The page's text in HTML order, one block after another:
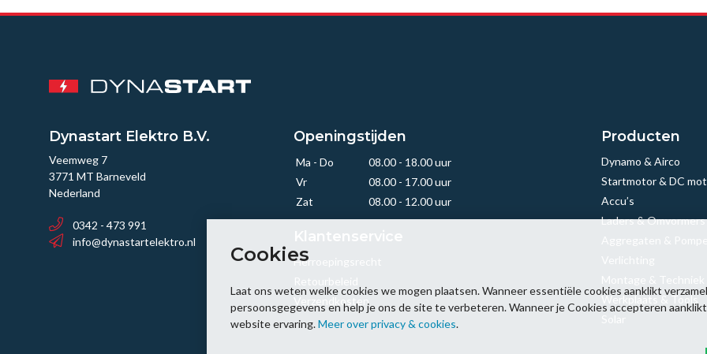
Cookies
Laat ons weten welke cookies we mogen plaatsen. Wanneer essentiële cookies aanklikt
persoonsgegevens en help je ons de site te verbeteren. Wanneer je Cookies accepteren
website ervaring.Meer over privacy & cookies.
Dynastart Elektro B.V.
Veemweg 7
3771 MT Barneveld
Nederland
0342 - 473 991
info@dynastartelektro.nl
Openingstijden
Ma - Do
08.00 - 18.00 uur
Vr
08.00 - 17.00 uur
Zat
08.00 - 12.00 uur
Herroepingsrecht
Verzendkosten
Producten
Dynamo & Airco
Startmotor & DC
Accu’s
Laders & Omvormers
Werkplaats & Tools